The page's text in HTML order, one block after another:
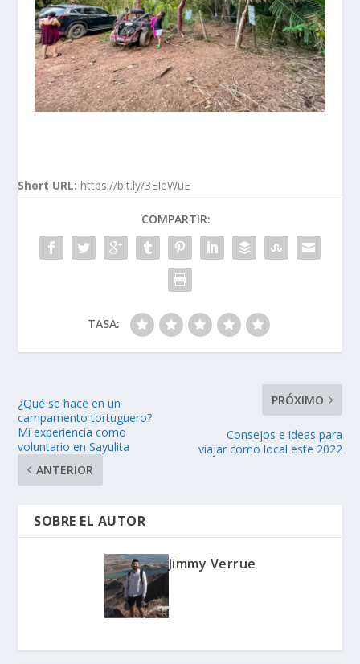
Short URL: https://bit.ly/3EIeWuE
COMPARTIR:
TASA:
¿Qué se hace en un
campamento tortuguero?
Mi experiencia como
voluntario en Sayulita
ANTERIOR
PRÓXIMO
Consejos e ideas para
viajar como local este 2022
SOBRE EL AUTOR
Jimmy Verrue